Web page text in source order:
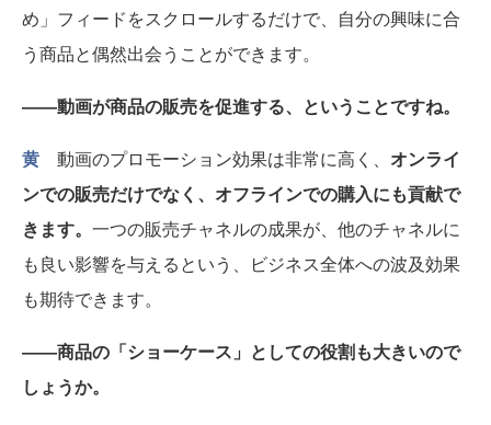
め」フィードをスクロールするだけで、自分の興味に合
う商品と偶然出会うことができます。
――動画が商品の販売を促進する、ということですね。
黄 動画のプロモーション効果は非常に高く、 オンライ
ンでの販売だけでなく、オフラインでの購入にも貢献で
きます。 一つの販売チャネルの成果が、他のチャネルに
も良い影響を与えるという、ビジネス全体への波及効果
も期待できます。
――商品の「ショーケース」としての役割も大きいので
しょうか。